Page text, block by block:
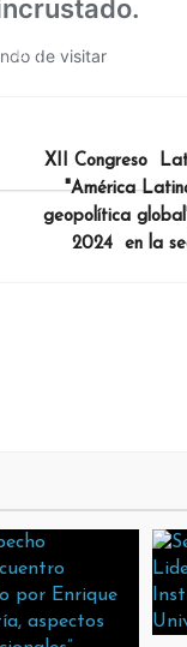
LinkedIn
XII Congreso
"América
geopolítica
2024 en la